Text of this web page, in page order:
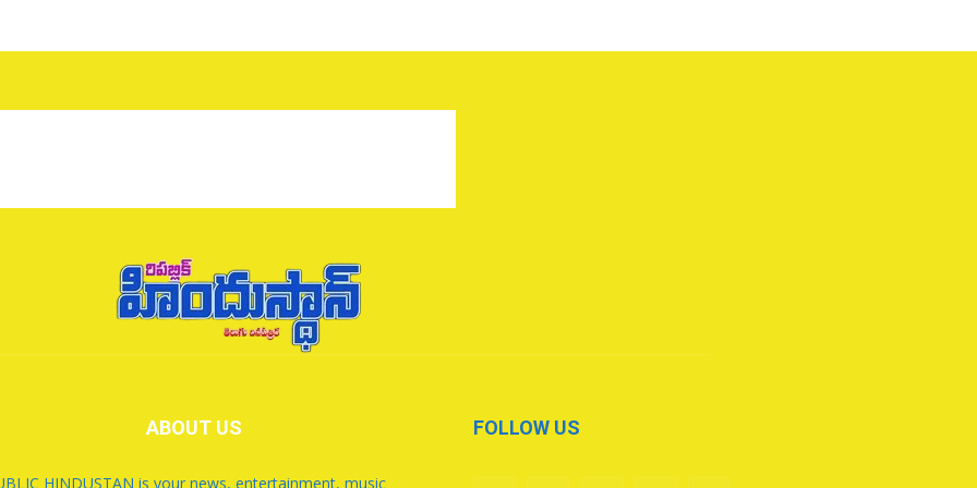
ABOUT US
HINDUSTAN is your news, entertainment, music
FOLLOW US